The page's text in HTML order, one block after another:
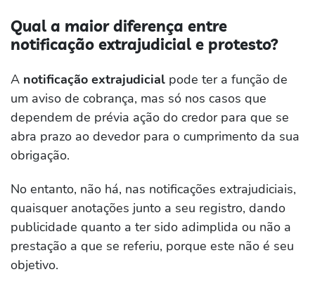
Qual a maior diferença entre
notificação extrajudicial e protesto?
A notificação extrajudicial pode ter a função de
um aviso de cobrança, mas só nos casos que
dependem de prévia ação do credor para que se
abra prazo ao devedor para o cumprimento da sua
obrigação.
No entanto, não há, nas notificações extrajudiciais,
quaisquer anotações junto a seu registro, dando
publicidade quanto a ter sido adimplida ou não a
prestação a que se referiu, porque este não é seu
objetivo.